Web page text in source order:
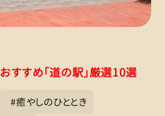
すすめ「道の駅」厳選10選
#癒やしのひととき